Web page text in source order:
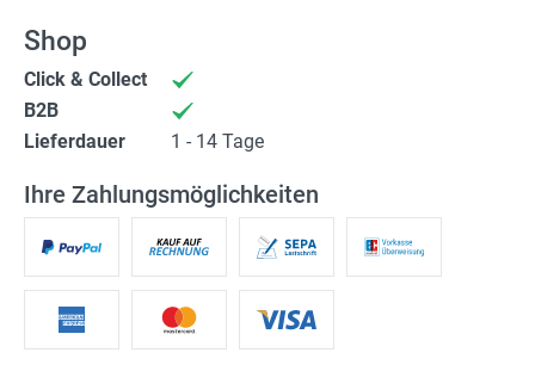
Shop
Click & Collect
B2B
Lieferdauer
1 - 14 Tage
Ihre Zahlungsmöglichkeiten
Wetter
24h/7 geöffnet
(Not)dienste
Premium
Leserfoto-Aktion
Kontaktseite